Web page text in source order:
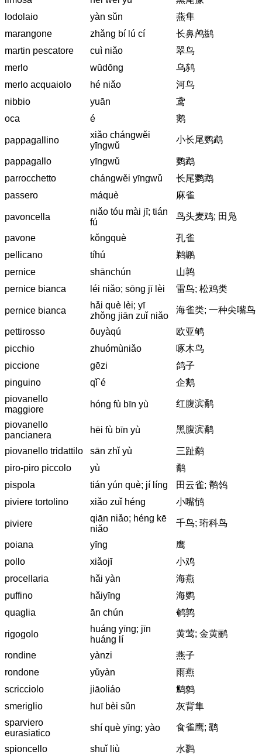
lodolaio
yàn sǔn
燕隼
marangone
zhǎng bí lú cí
长鼻鸬鹚
martin pescatore
cuì niǎo
翠鸟
merlo
wūdōng
乌鸫
merlo acquaiolo
hé niǎo
河鸟
nibbio
yuān
鸢
oca
é 鹅
pappagallino
xiǎo chángwěi
yīngwǔ
小长尾鹦鹉
pappagallo yīngwǔ
鹦鹉
parrocchetto
chángwěi yīngwǔ
长尾鹦鹉
passero
máquè 麻雀
pavoncella
niǎo tóu mài jī; tián
fú
鸟头麦鸡; 田凫
pavone kǒngquè
孔雀
pellicano
tíhú
鹈鹕
pernice
shānchún
山鹑
pernice bianca
léi niǎo; sōng jī lèi 雷鸟; 松鸡类
pernice bianca
hǎi què lèi; yī
zhǒng jiān zuǐ niǎo
海雀类; 一种尖嘴鸟
pettirosso ōuyàqú
欧亚鸲
picchio
zhuómùniǎo
啄木鸟
piccione
gēzi
鸽子
pinguino
qǐ`é
企鹅
piovanello
maggiore
hóng fù bīn yù 红腹滨鹬
piovanello
pancianera
hēi fù bīn yù 黑腹滨鹬
piovanello tridattilo sān zhǐ yù
三趾鹬
piro-piro piccolo
yù
鹬
pispola
tián yún què; jí líng
田云雀; 鹡鸰
piviere tortolino
xiǎo zuǐ héng 小嘴鸻
piviere
qiān niǎo; héng kē
niǎo
千鸟; 珩科鸟
poiana yīng
鹰
pollo
xiǎojī
小鸡
procellaria
hǎi yàn
海燕
puffino
hǎiyīng
海鹦
quaglia
ān chún 鹌鹑
rigogolo
huáng yīng; jīn
huáng lí
黄莺; 金黄鹂
rondine yànzi
燕子
rondone
yǔyàn
雨燕
scricciolo
jiāoliáo
鹪鹩
smeriglio
huī bèi sǔn
灰背隼
sparviero
eurasiatico
shí què yīng; yào 食雀鹰; 鹞
spioncello shuǐ liù
水鹨